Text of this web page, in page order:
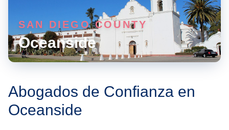
SAN DIEGO COUNTY
Oceanside
Abogados de Confianza en
Oceanside